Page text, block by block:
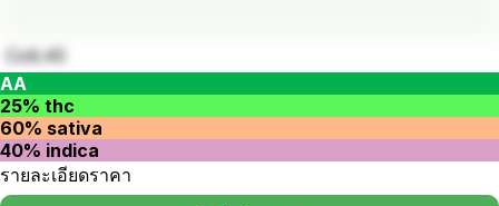
Colt.45
AA
25% thc
60% sativa
40% indica
รายละเอียดราคา